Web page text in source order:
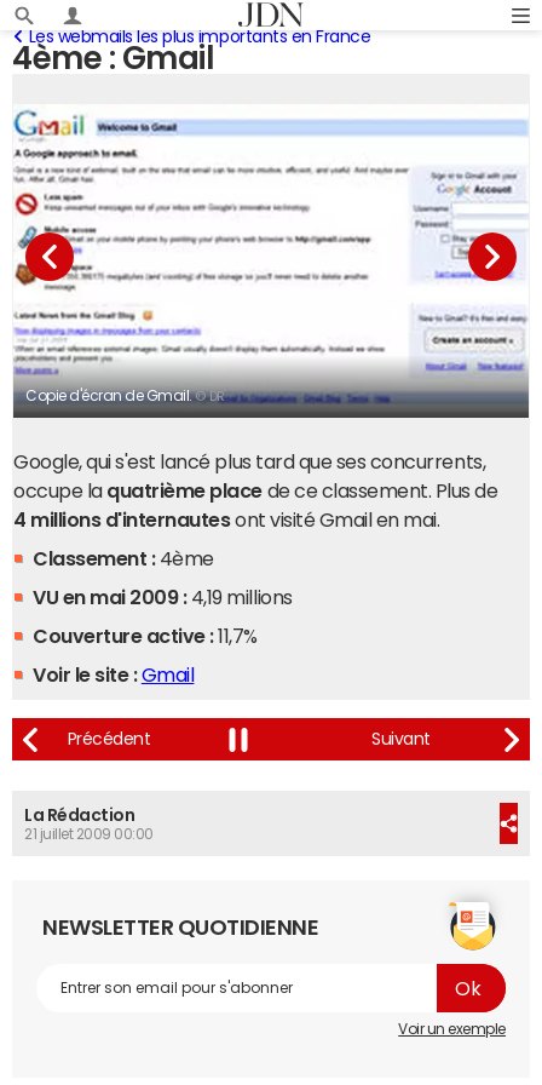
4ème : Gmail
Les webmails les plus importants en France
Copie d'écran de Gmail.© DR
Google, qui s'est lancé plus tard que ses concurrents,
occupe la quatrième place de ce classement. Plus de
4 millions d'internautesont visité Gmail en mai.
Classement :4ème
VU en mai 2009 :4,19 millions
Couverture active :11,7%
Voir le site : Gmail
La Rédaction
21 juillet 2009 00:00
NEWSLETTER QUOTIDIENNE
Voir un exemple